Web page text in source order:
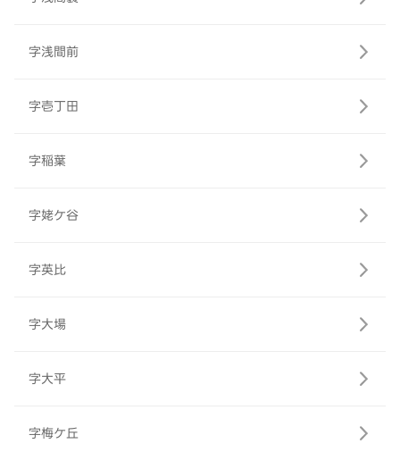
字浅間前
字壱丁田
字稲葉
字姥ケ谷
字英比
字大場
字大平
字梅ケ丘